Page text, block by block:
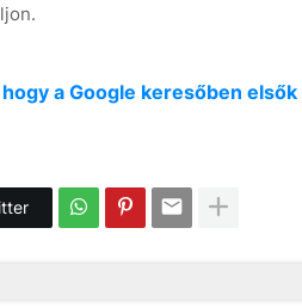
a Google keresőben